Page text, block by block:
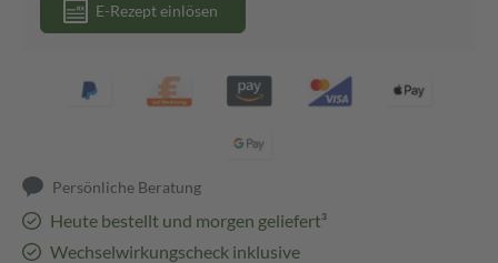
E-Rezept einlösen
Persönliche Beratung
Heute bestellt und morgen geliefert³
Wechselwirkungscheck inklusive